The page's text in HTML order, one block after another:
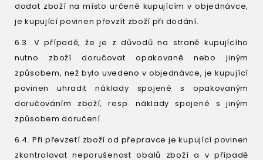
dodat zboží na místo určené kupujícím v objednávce,
je kupující povinen převzít zboží při dodání.
6.3. V případě, že je z důvodů na straně kupujícího
nutno zboží doručovat opakovaně nebo jiným
způsobem, než bylo uvedeno v objednávce, je kupující
povinen uhradit náklady spojené s opakovaným
doručováním zboží, resp. náklady spojené s jiným
způsobem doručení.
6.4. Při převzetí zboží od přepravce je kupující povinen
zkontrolovat neporušenost obalů zboží a v případě